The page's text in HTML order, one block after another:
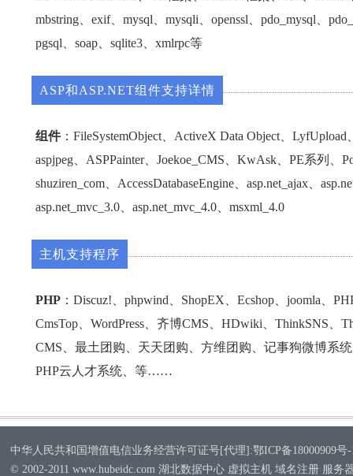
mbstring、exif、mysql、mysqli、openssl、pdo_mysql、
pgsql、soap、sqlite3、xmlrpc等
ASP和ASP.NET组件支持详情
组件：FileSystemObject、ActiveX Data Object、LyfUpload
aspjpeg、ASPPainter、Joekoe_CMS、KwAsk、PE系列、
shuziren_com、AccessDatabaseEngine、asp.net_ajax、
asp.net_mvc_3.0、asp.net_mvc_4.0、msxml_4.0
主机支持程序
PHP ：Discuz!、phpwind、ShopEX、Ecshop、joomla、
CmsTop、WordPress、齐博CMS、HDwiki、ThinkSNS、
CMS、最土团购、天天团购、方维团购、记事狗微博系
PHP云人才系统、等……
中华人民共和国增值电信业务经营许可证号[代理]:鄂ICP备18000909号-
© 2002-2011 www.hubeidc.com 湖北数据中心 虚拟主机 域名注册 服务